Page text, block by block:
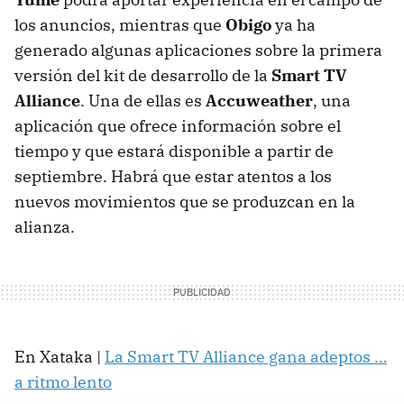
los anuncios, mientras que Obigoya ha
generado algunas aplicaciones sobre la primera
versión del kit de desarrollo de la Smart TV
Alliance. Una de ellas es Accuweather, una
aplicación que ofrece información sobre el
tiempo y que estará disponible a partir de
septiembre. Habrá que estar atentos a los
nuevos movimientos que se produzcan en la
alianza.
En Xataka | La Smart TV Alliance gana adeptos …
a ritmo lento